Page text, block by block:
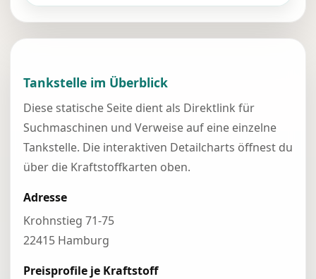
Tankstelle im Überblick
Diese statische Seite dient als Direktlink für
Suchmaschinen und Verweise auf eine einzelne
Tankstelle. Die interaktiven Detailcharts öffnest du
über die Kraftstoffkarten oben.
Adresse
Krohnstieg 71-75
22415 Hamburg
Preisprofile je Kraftstoff